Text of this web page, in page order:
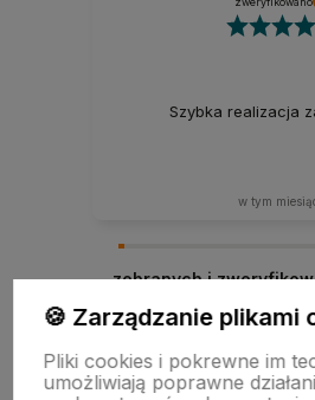
Szybka realizacja
w tym
zebranych i
🍪 Zarządzanie plikami
Pliki cookies i pokrewne im
umożliwiają poprawne